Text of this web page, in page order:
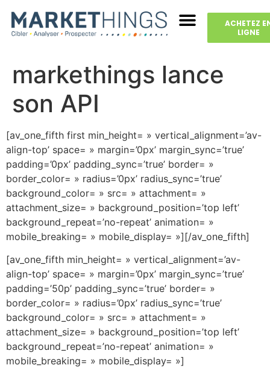
ACHETEZ
LIGNE
markethings lance
son API
[av_one_fifth first min_height= » vertical_alignment=’av-
align-top’ space= » margin=’0px’ margin_sync=’true’
padding=’0px’ padding_sync=’true’ border= »
border_color= » radius=’0px’ radius_sync=’true’
background_color= » src= » attachment= »
attachment_size= » background_position=’top left’
background_repeat=’no-repeat’ animation= »
mobile_breaking= » mobile_display= »][/av_one_fifth]
[av_one_fifth min_height= » vertical_alignment=’av-
align-top’ space= » margin=’0px’ margin_sync=’true’
padding=’50p’ padding_sync=’true’ border= »
border_color= » radius=’0px’ radius_sync=’true’
background_color= » src= » attachment= »
attachment_size= » background_position=’top left’
background_repeat=’no-repeat’ animation= »
mobile_breaking= » mobile_display= »]